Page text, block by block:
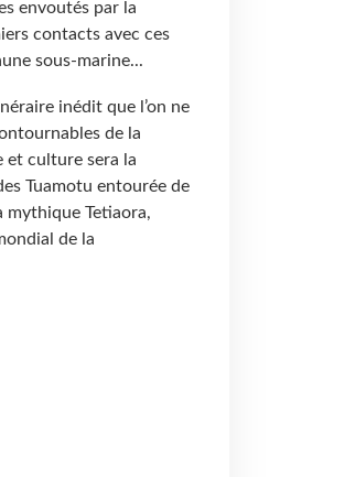
envoutés par la
contacts avec ces
sous-marine...
inédit que l’on ne
de la
et culture sera la
Tuamotu entourée de
mythique Tetiaora,
de la